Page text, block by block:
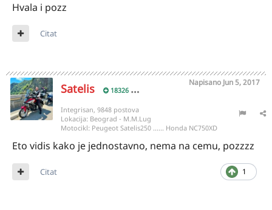
Hvala i pozz
Citat
Satelis 18326
Napisano Jun 5, 2017
Integrisan, 9848 postova
Lokacija: Beograd - M.M.Lug
Motocikl: Peugeot Satelis250 ...... Honda NC750XD
Eto vidis kako je jednostavno, nema na cemu, pozzzz
1
Citat